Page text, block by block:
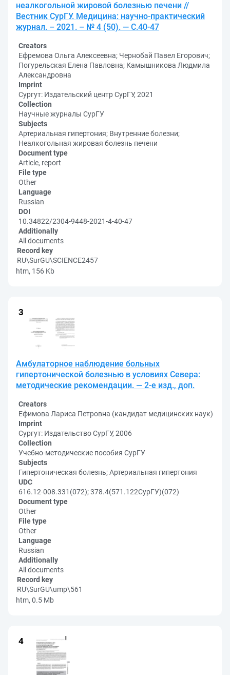
неалкогольной жировой болезнью печени //
Вестник СурГУ. Медицина: научно-практический
журнал. – 2021. – № 4 (50). — С.40-47
Creators
Ефремова Ольга Алексеевна; Чернобай Павел Егорович;
Погурельская Елена Павловна; Камышникова Людмила
Александровна
Imprint
Сургут: Издательский центр СурГУ, 2021
Collection
Научные журналы СурГУ
Subjects
Артериальная гипертония; Внутренние болезни;
Неалкогольная жировая болезнь печени
Document type
Article, report
File type
Other
Language
Russian
DOI
10.34822/2304-9448-2021-4-40-47
Additionally
All documents
Record key
RU\SurGU\SCIENCE2457
htm, 156 Kb
Амбулаторное наблюдение больных
гипертонической болезнью в условиях Севера:
методические рекомендации. — 2-е изд., доп.
Creators
Ефимова Лариса Петровна (кандидат медицинских наук)
Imprint
Сургут: Издательство СурГУ, 2006
Collection
Учебно-методические пособия СурГУ
Subjects
Гипертоническая болезнь; Артериальная гипертония
UDC
616.12-008.331(072); 378.4(571.122СурГУ)(072)
Document type
Other
File type
Other
Language
Russian
Additionally
All documents
Record key
RU\SurGU\ump\561
htm, 0.5 Mb